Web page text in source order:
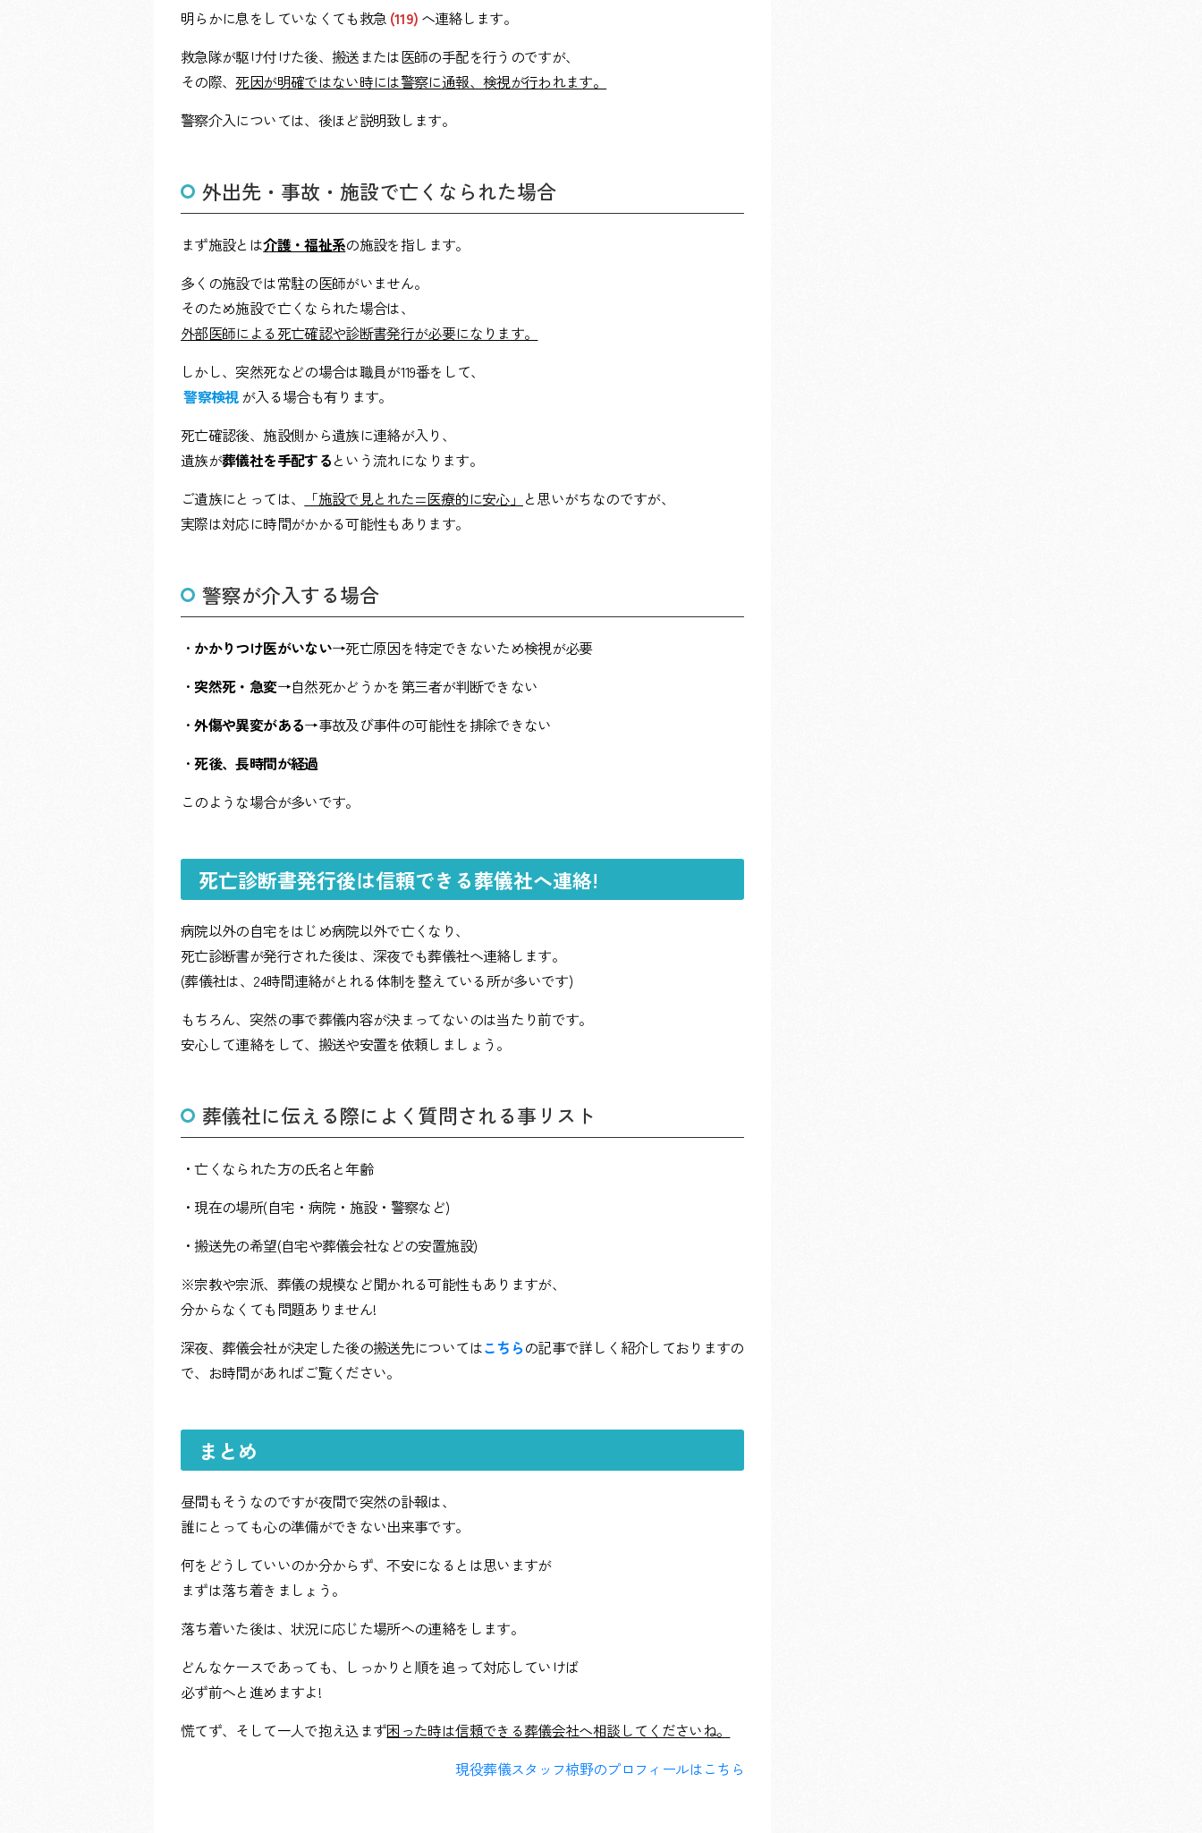
明らかに息をしていなくても救急 (119) へ連絡します。
救急隊が駆け付けた後、搬送または医師の手配を行うのですが、
その際、 死因が明確ではない時には警察に通報、検視が行われます。
警察介入については、後ほど説明致します。
外出先・事故・施設で亡くなられた場合
まず施設とは介護・福祉系の施設を指します。
多くの施設では常駐の医師がいません。
そのため施設で亡くなられた場合は、
外部医師による死亡確認や診断書発行が必要になります。
しかし、突然死などの場合は職員が119番をして、
警察検視 が入る場合も有ります。
死亡確認後、施設側から遺族に連絡が入り、
遺族が葬儀社を手配するという流れになります。
ご遺族にとっては、
「施設で見とれた=医療的に安心」 と思いがちなのですが、
実際は対応に時間がかかる可能性もあります。
警察が介入する場合
・ かかりつけ医がいない→死亡原因を特定できないため検視が必要
・ 突然死・急変→自然死かどうかを第三者が判断できない
・外傷や異変がある→事故及び事件の可能性を排除できない
・死後、長時間が経過
このような場合が多いです。
死亡診断書発行後は信頼できる葬儀社へ連絡!
病院以外の自宅をはじめ病院以外で亡くなり、
死亡診断書が発行された後は、深夜でも葬儀社へ連絡します。
(葬儀社は、24時間連絡がとれる体制を整えている所が多いです)
もちろん、突然の事で葬儀内容が決まってないのは当たり前です。
安心して連絡をして、搬送や安置を依頼しましょう。
葬儀社に伝える際によく質問される事リスト
・亡くなられた方の氏名と年齢
・現在の場所(自宅・病院・施設・警察など)
・搬送先の希望(自宅や葬儀会社などの安置施設)
※宗教や宗派、葬儀の規模など聞かれる可能性もありますが、
分からなくても問題ありません!
深夜、葬儀会社が決定した後の搬送先についてはこちらの記事で詳しく紹介しておりますの
で、お時間があればご覧ください。
まとめ
昼間もそうなのですが夜間で突然の訃報は、
誰にとっても心の準備ができない出来事です。
何をどうしていいのか分からず、不安になるとは思いますが
まずは落ち着きましょう。
落ち着いた後は、状況に応じた場所への連絡をします。
どんなケースであっても、しっかりと順を追って対応していけば
必ず前へと進めますよ!
慌てず、そして一人で抱え込まず困った時は信頼できる葬儀会社へ相談してくださいね。
現役葬儀スタッフ椋野のプロフィールはこちら